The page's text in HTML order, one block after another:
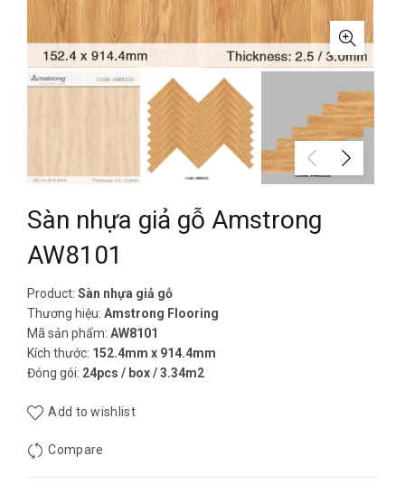
Sàn nhựa giả gỗ Amstrong
AW8101
Product: Sàn nhựa giả gỗ
Thương hiệu: Amstrong Flooring
Mã sản phẩm: AW8101
Kích thước: 152.4mm x 914.4mm
Đóng gói: 24pcs / box / 3.34m2
Add to wishlist
Compare